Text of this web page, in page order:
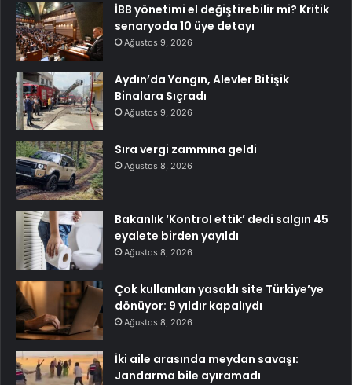
İBB yönetimi el değiştirebilir mi? Kritik
senaryoda 10 üye detayı
Ağustos 9, 2026
Aydın’da Yangın, Alevler Bitişik
Binalara Sıçradı
Ağustos 9, 2026
Sıra vergi zammına geldi
Ağustos 8, 2026
Bakanlık ‘Kontrol ettik’ dedi salgın 45
eyalete birden yayıldı
Ağustos 8, 2026
Çok kullanılan yasaklı site Türkiye’ye
dönüyor: 9 yıldır kapalıydı
Ağustos 8, 2026
İki aile arasında meydan savaşı:
Jandarma bile ayıramadı